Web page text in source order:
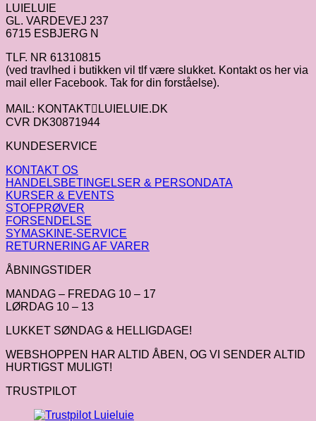
LUIELUIE
GL. VARDEVEJ 237
6715 ESBJERG N
TLF. NR 61310815
(ved travlhed i butikken vil tlf være slukket. Kontakt os her via
mail eller Facebook. Tak for din forståelse).
MAIL: KONTAKTLUIELUIE.DK
CVR DK30871944
KUNDESERVICE
KONTAKT OS
HANDELSBETINGELSER & PERSONDATA
KURSER & EVENTS
STOFPRØVER
FORSENDELSE
SYMASKINE-SERVICE
RETURNERING AF VARER
ÅBNINGSTIDER
MANDAG – FREDAG 10 – 17
LØRDAG 10 – 13
LUKKET SØNDAG & HELLIGDAGE!
WEBSHOPPEN HAR ALTID ÅBEN, OG VI SENDER ALTID
HURTIGST MULIGT!
TRUSTPILOT